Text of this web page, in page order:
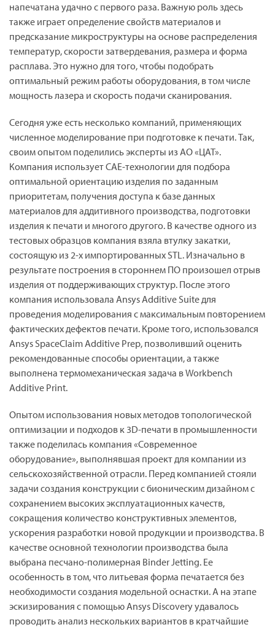
напечатана удачно с первого раза. Важную роль здесь
также играет определение свойств материалов и
предсказание микроструктуры на основе распределения
температур, скорости затвердевания, размера и форма
расплава. Это нужно для того, чтобы подобрать
оптимальный режим работы оборудования, в том числе
мощность лазера и скорость подачи сканирования.
Сегодня уже есть несколько компаний, применяющих
численное моделирование при подготовке к печати. Так,
своим опытом поделились эксперты из АО «ЦАТ».
Компания использует CAE-технологии для подбора
оптимальной ориентацию изделия по заданным
приоритетам, получения доступа к базе данных
материалов для аддитивного производства, подготовки
изделия к печати и многого другого. В качестве одного из
тестовых образцов компания взяла втулку закатки,
состоящую из 2-х импортированных STL. Изначально в
результате построения в стороннем ПО произошел отрыв
изделия от поддерживающих структур. После этого
компания использовала Ansys Additive Suite для
проведения моделирования с максимальным повторением
фактических дефектов печати. Кроме того, использовался
Ansys SpaceClaim Additive Prep, позволивший оценить
рекомендованные способы ориентации, а также
выполнена термомеханическая задача в Workbench
Additive Print.
Опытом использования новых методов топологической
оптимизации и подходов к 3D-печати в промышленности
также поделилась компания «Современное
оборудование», выполнявшая проект для компании из
сельскохозяйственной отрасли. Перед компанией стояли
задачи создания конструкции с бионическим дизайном с
сохранением высоких эксплуатационных качеств,
сокращения количество конструктивных элементов,
ускорения разработки новой продукции и производства. В
качестве основной технологии производства была
выбрана песчано-полимерная Binder Jetting. Ее
особенность в том, что литьевая форма печатается без
необходимости создания модельной оснастки. А на этапе
эскизирования с помощью Ansys Discovery удавалось
проводить анализ нескольких вариантов в кратчайшие